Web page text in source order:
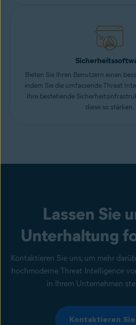
Bieten Sie Ihren Benutzern einen
indem Sie die umfassende Threat
Ihre bestehende
diese so stärken.
Lassen Sie
Unterhaltung
Kontaktieren Sie uns, um mehr
hochmoderne Threat Intelligence
in Ihrem Unternehmen
Kontaktieren Sie